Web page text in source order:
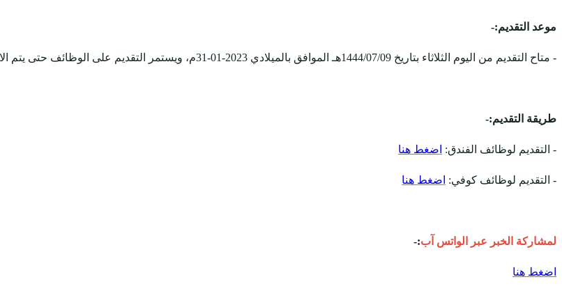
موعد التقديم:-
- متاح التقديم من اليوم الثلاثاء بتاريخ 1444/07/09هـ الموافق بالميلادي 2023-01-31م، ويستمر التقديم على الوظائف حتى يتم الاكتفاء بالعدد المطلوب.
طريقة التقديم:-
- التقديم لوظائف الفندق: اضغط هنا
- التقديم لوظائف كوفي: اضغط هنا
لمشاركة الخبر عبر الواتس آب:-
اضغط هنا